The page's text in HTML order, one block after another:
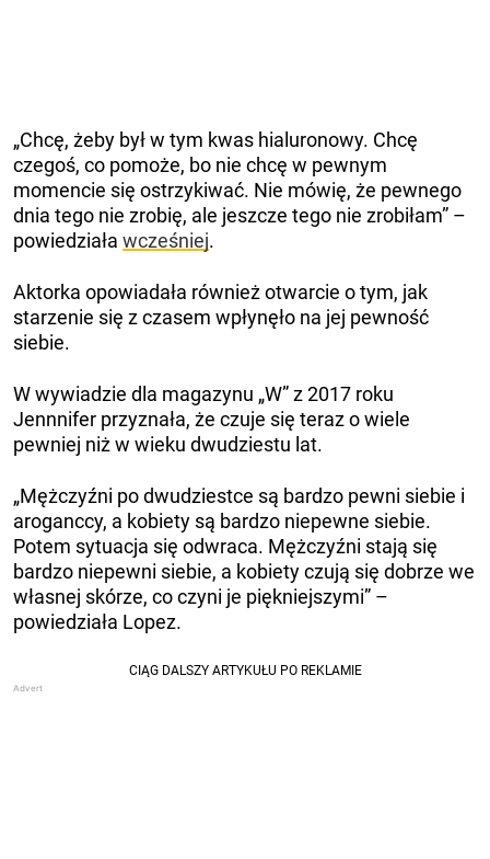
„Chcę, żeby był w tym kwas hialuronowy. Chcę
czegoś, co pomoże, bo nie chcę w pewnym
momencie się ostrzykiwać. Nie mówię, że pewnego
dnia tego nie zrobię, ale jeszcze tego nie zrobiłam” –
powiedziała wcześniej.
Aktorka opowiadała również otwarcie o tym, jak
starzenie się z czasem wpłynęło na jej pewność
siebie.
W wywiadzie dla magazynu „W” z 2017 roku
Jennnifer przyznała, że ​​czuje się teraz o wiele
pewniej niż w wieku dwudziestu lat.
„Mężczyźni po dwudziestce są bardzo pewni siebie i
aroganccy, a kobiety są bardzo niepewne siebie.
Potem sytuacja się odwraca. Mężczyźni stają się
bardzo niepewni siebie, a kobiety czują się dobrze we
własnej skórze, co czyni je piękniejszymi” –
powiedziała Lopez.